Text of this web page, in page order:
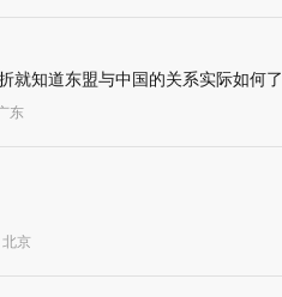
就知道东盟与中国的关系实际如何了
东
京